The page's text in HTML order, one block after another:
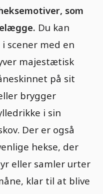
som
Du kan
scener med en
majestætisk
på sit
brygger
i sin
Der er også
hekse, der
eller samler urter
klar til at blive